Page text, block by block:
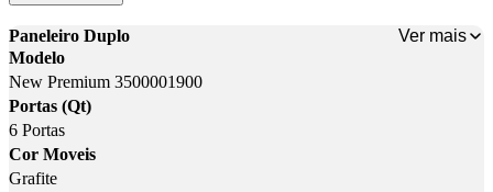
Paneleiro Duplo
Ver mais
Modelo
New Premium 3500001900
Portas (Qt)
6 Portas
Cor Moveis
Grafite